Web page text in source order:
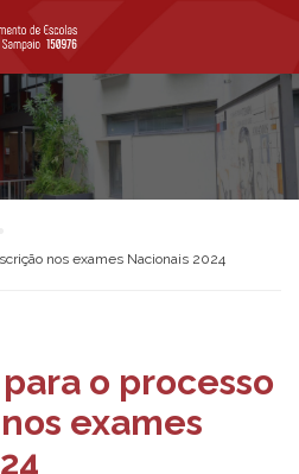
nos exames Nacionais 2024
o processo
exames